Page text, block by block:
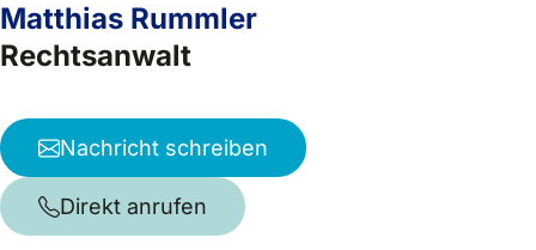
Matthias Rummler
Rechtsanwalt
Nachricht schreiben
Direkt anrufen